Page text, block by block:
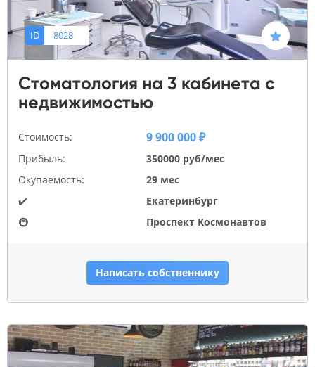
ID 8028
Стоматология на 3 кабинета с
недвижимостью
Стоимость: 9 900 000 ₽
Прибыль:
350000 руб/мес
Окупаемость:
29 мес
✔️
Екатеринбург
🚇
Проспект Космонавтов
Написать собственнику